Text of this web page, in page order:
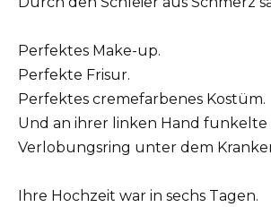
Perfektes Make-up.
Perfekte Frisur.
Perfektes cremefarbenes Kostüm.
Und an ihrer linken Hand funkelte
Verlobungsring unter dem
Ihre Hochzeit war in sechs Tagen.